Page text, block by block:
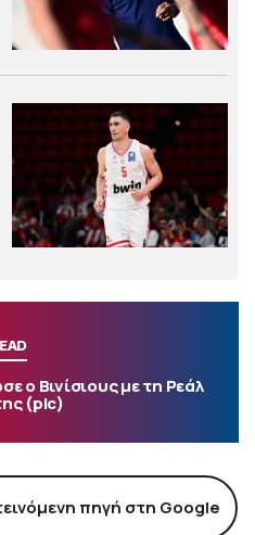
ο Βινίσιους με τη Ρεάλ
(pic)
πηγή στη Google